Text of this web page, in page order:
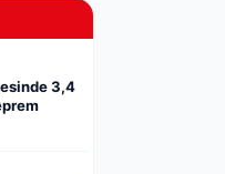
3,4